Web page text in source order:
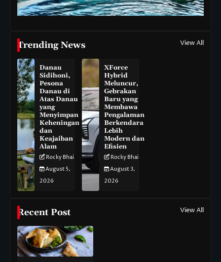
Trending News View All
Danau
Sidihoni,
Pesona
Danau di
Atas Danau
yang
Menyimpan
Keheningan
dan
Keajaiban
Alam
Rocky Bhai
August 5,
2026
XForce
Hybrid
Meluncur,
Gebrakan
Baru yang
Membawa
Pengalaman
Berkendara
Lebih
Modern dan
Efisien
Rocky Bhai
August 3,
2026
Recent Post View All